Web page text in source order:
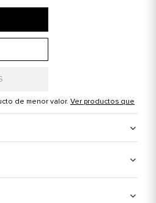
de menor valor. Ver productos que